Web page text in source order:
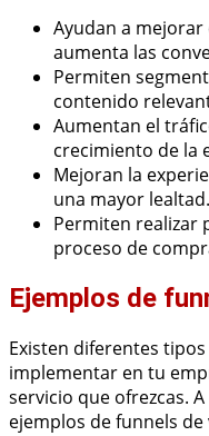
Ayudan a
aumenta las
Permiten
contenido
Aumentan el
crecimiento de la
Mejoran la
una mayor lealtad.
Permiten realizar
proceso de
Ejemplos de
Existen diferentes
implementar en tu
servicio que ofrezcas.
ejemplos de funnels de